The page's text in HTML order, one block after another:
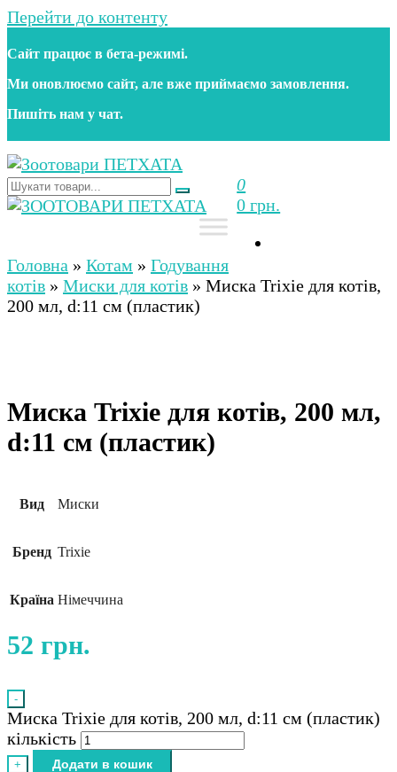
Перейти до контенту
Сайт працює в бета‑режимі.
Ми оновлюємо сайт, але вже приймаємо замовлення.
Пишіть нам у чат.
Зоотовари ПЕТХАТА
Зоомагазин для собак та котів | Корм, іграшки,
аксесуари та догляд за тваринами. Доставка по
0
0 грн.
Зоомагазин для собак та котів | Корм, іграшки,
аксесуари та догляд за тваринами. Доставка по
Україні
Головна » Котам » Годування
котів » Миски для котів » Миска Trixie для котів,
200 мл, d:11 см (пластик)
Миска Trixie для котів, 200 мл,
d:11 см (пластик)
Вид Миски
Бренд Trixie
Країна Німеччина
52 грн.
-
Миска Trixie для котів, 200 мл, d:11 см (пластик)
кількість
+ Додати в кошик